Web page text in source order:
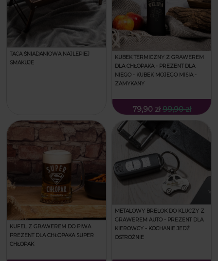
TACA ŚNIADANIOWA NAJLEPIEJ
SMAKUJE
KUBEK TERMICZNY Z GRAWEREM
DLA CHŁOPAKA - PREZENT DLA
NIEGO - KUBEK MOJEGO MISIA -
ZAMYKANY
79,90 zł 99,90 zł
KUFEL Z GRAWEREM DO PIWA
PREZENT DLA CHŁOPAKA SUPER
CHŁOPAK
METALOWY BRELOK DO KLUCZY Z
GRAWEREM AUTO - PREZENT DLA
KIEROWCY - KOCHANIE JEDŹ
OSTROŻNIE